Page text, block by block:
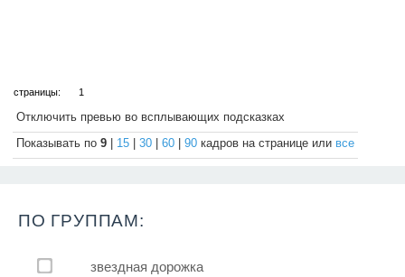
страницы: 1
Отключить превью во всплывающих подсказках
Показывать по 9 15 30 60 90 кадров на странице или все
ПО ГРУППАМ:
звездная дорожка